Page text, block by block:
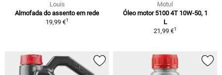
Louis
Almofada do assento em rede
19,99 €1
Motul
Óleo motor 5100 4T 10W-50, 1
L
21,99 €1